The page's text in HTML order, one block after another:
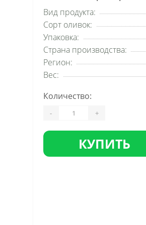
Вид продукта:
Сорт оливок:
Упаковка:
Страна производства:
Регион:
Вес:
Количество:
- +
КУПИТЬ